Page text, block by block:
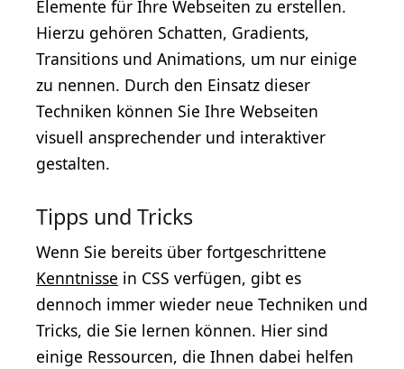
Elemente für Ihre Webseiten zu erstellen.
Hierzu gehören Schatten, Gradients,
Transitions und Animations, um nur einige
zu nennen. Durch den Einsatz dieser
Techniken können Sie Ihre Webseiten
visuell ansprechender und interaktiver
gestalten.
Tipps und Tricks
Wenn Sie bereits über fortgeschrittene
Kenntnisse in CSS verfügen, gibt es
dennoch immer wieder neue Techniken und
Tricks, die Sie lernen können. Hier sind
einige Ressourcen, die Ihnen dabei helfen